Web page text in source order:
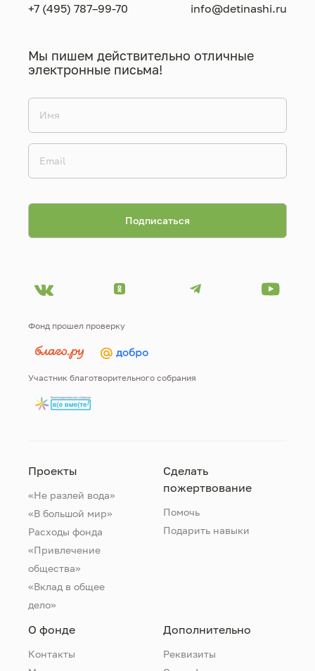
+7 (495) 787–99-70 info@detinashi.ru
Мы пишем действительно отличные
электронные письма!
Фонд прошел проверку
Участник благотворительного собрания
Проекты
«Не разлей вода»
«В большой мир»
Расходы фонда
«Привлечение
общества»
«Вклад в общее
дело»
Сделать
пожертвование
Помочь
Подарить навыки
О фонде
Контакты
Дополнительно
Реквизиты